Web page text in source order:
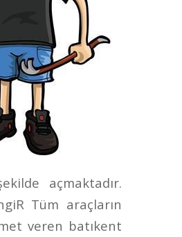
açmaktadır.
Tüm araçların
veren batıkent